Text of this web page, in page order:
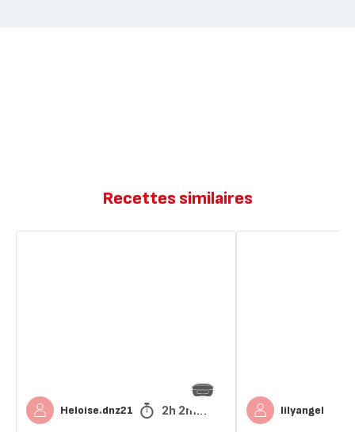
Recettes similaires
Heloise.dnz21 2h 2min lilyangel